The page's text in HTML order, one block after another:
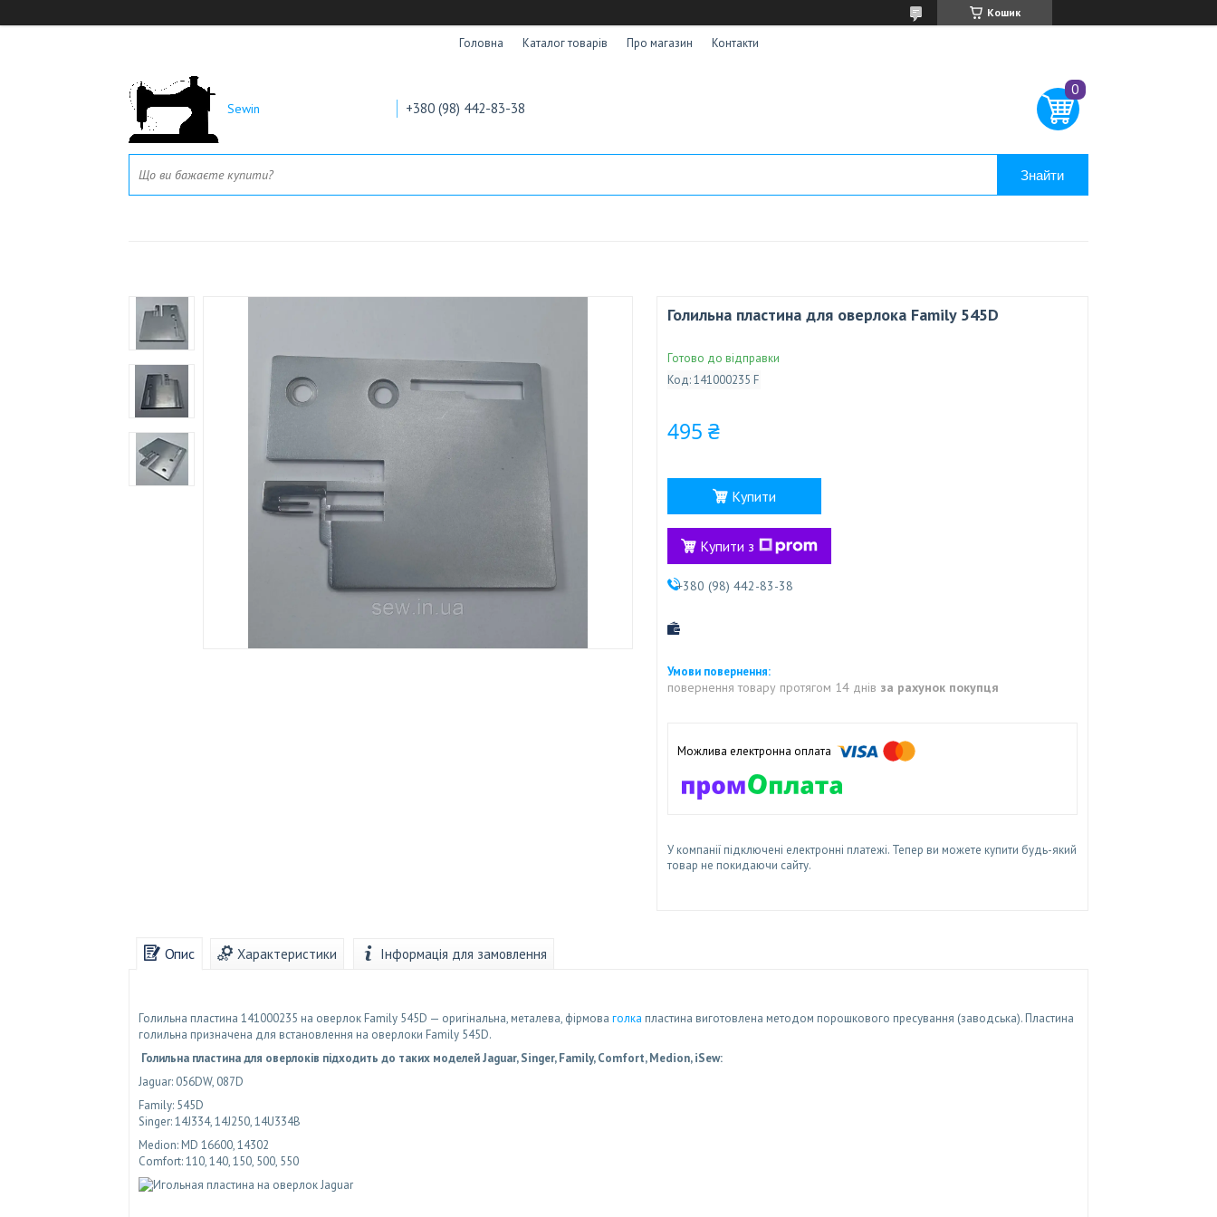
Кошик
Головна Каталог товарів Про магазин Контакти
Sewin +380 (98) 442-83-38
Знайти
Голильна пластина для оверлока Family 545D
Готово до відправки
Код:141000235 F
495 ₴
Купити
Купити з
+380 (98) 442-83-38
повернення товару протягом 14 днів за рахунок покупця
У компанії підключені електронні платежі. Тепер ви можете купити будь-який
товар не покидаючи сайту.
Опис Характеристики Інформація для замовлення
Голильна пластина 141000235 на оверлок Family 545D — оригінальна, металева, фірмова голка пластина виготовлена методом порошкового пресування (заводська). Пластина
голильна призначена для встановлення на оверлоки Family 545D.
Голильна пластина для оверлоків підходить до таких моделей Jaguar, Singer, Family, Comfort, Medion, iSew:
Jaguar: 056DW, 087D
Family: 545D
Singer: 14J334, 14J250, 14U334B
Medion: MD 16600, 14302
Comfort: 110, 140, 150, 500, 550